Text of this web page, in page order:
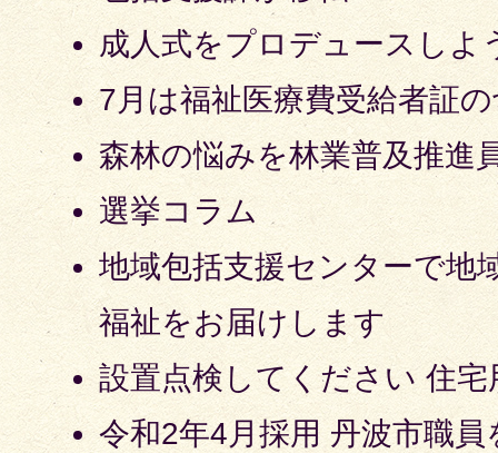
成人式をプロデュースしよ
7月は福祉医療費受給者証
森林の悩みを林業普及推進
選挙コラム
地域包括支援センターで地
福祉をお届けします
設置点検してください 住宅
令和2年4月採用 丹波市職員